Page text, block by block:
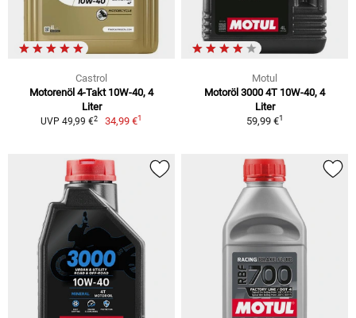
Castrol
Motorenöl 4-Takt 10W-40, 4
Liter
UVP 49,99 €2 34,99 €1
Motul
Motoröl 3000 4T 10W-40, 4
Liter
59,99 €1